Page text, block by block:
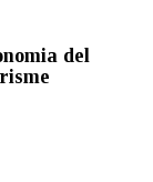
del